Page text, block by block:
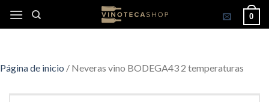
0
Página de inicio / Neveras vino BODEGA43 2 temperaturas